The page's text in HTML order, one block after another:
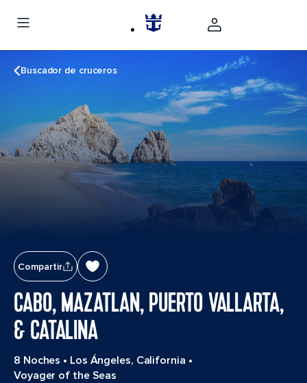
Buscador de cruceros
Compartir
CABO, MAZATLAN, PUERTO VALLARTA,
& CATALINA
8 Noches • Los Ángeles, California •
Voyager of the Seas